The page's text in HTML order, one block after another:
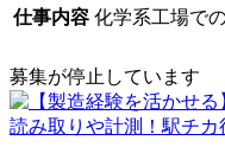
仕事内容 化学系工場で
募集が停止しています